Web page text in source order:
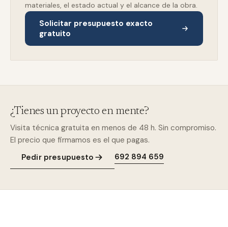
materiales, el estado actual y el alcance de la obra.
Solicitar presupuesto exacto
gratuito
¿Tienes un proyecto en mente?
Visita técnica gratuita en menos de 48 h. Sin compromiso.
El precio que firmamos es el que pagas.
Pedir presupuesto
692 894 659